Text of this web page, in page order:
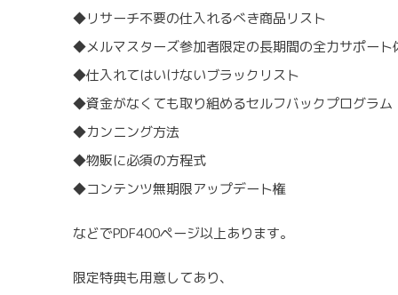
◆リサーチ不要の仕入れるべき商品リスト
◆メルマスターズ参加者限定の長期間の全力サポート
◆仕入れてはいけないブラックリスト
◆資金がなくても取り組めるセルフバックプログラム
◆カンニング方法
◆物販に必須の方程式
◆コンテンツ無期限アップデート権
などでPDF400ページ以上あります。
限定特典も用意してあり、